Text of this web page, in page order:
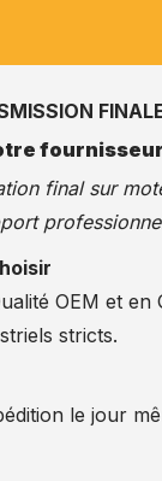
final sur
OEM et
stricts.
le jour